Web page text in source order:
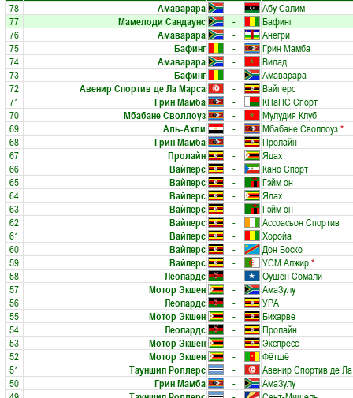
78 Амаварара -
Абу Салим
77
Мамелоди Сандаунс -
Бафинг
76
Амаварара -
Анегри
75
Бафинг -
Грин Мамба
74
Амаварара -
Видад
73
Бафинг -
Амаварара
72
Авенир Спортив де Ла Марса -
Вайперс
71
Грин Мамба -
КНаПС Спорт
70
Мбабане Своллоуз -
Мулудия Клуб
69
Аль-Ахли - Мбабане Своллоуз*
68
Грин Мамба -
Пролайн
67
Пролайн -
Ядах
66
Вайперс -
Кано Спорт
65
Вайперс -
Гэйм он
64
Вайперс -
Ядах
63
Вайперс -
Гэйм он
62
Вайперс -
Ассоасьон Спортив
61
Вайперс -
Хоройа
60
Вайперс -
Дон Боско
59
Вайперс - УСМ Алжир*
58
Леопардс -
Оушен Сомали
57
Мотор Экшен -
АмаЗулу
56
Леопардс -
УРА
55
Мотор Экшен -
Бихарве
54
Леопардс -
Пролайн
53
Мотор Экшен -
Экспресс
52
Мотор Экшен -
Фётшё
51
Тауншип Роллерс -
Авенир Спортив де
50
Грин Мамба -
АмаЗулу